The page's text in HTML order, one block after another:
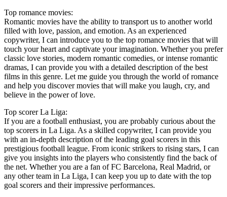
Top romance movies:
Romantic movies have the ability to transport us to another world
filled with love, passion, and emotion. As an experienced
copywriter, I can introduce you to the top romance movies that will
touch your heart and captivate your imagination. Whether you prefer
classic love stories, modern romantic comedies, or intense romantic
dramas, I can provide you with a detailed description of the best
films in this genre. Let me guide you through the world of romance
and help you discover movies that will make you laugh, cry, and
believe in the power of love.
Top scorer La Liga:
If you are a football enthusiast, you are probably curious about the
top scorers in La Liga. As a skilled copywriter, I can provide you
with an in-depth description of the leading goal scorers in this
prestigious football league. From iconic strikers to rising stars, I can
give you insights into the players who consistently find the back of
the net. Whether you are a fan of FC Barcelona, Real Madrid, or
any other team in La Liga, I can keep you up to date with the top
goal scorers and their impressive performances.